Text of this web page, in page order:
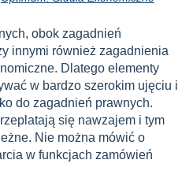
obok zagadnień
innymi również zagadnienia
Dlatego elementy
w bardzo szerokim ujęciu i
do zagadnień prawnych.
się nawzajem i tym
Nie można mówić o
w funkcjach zamówień